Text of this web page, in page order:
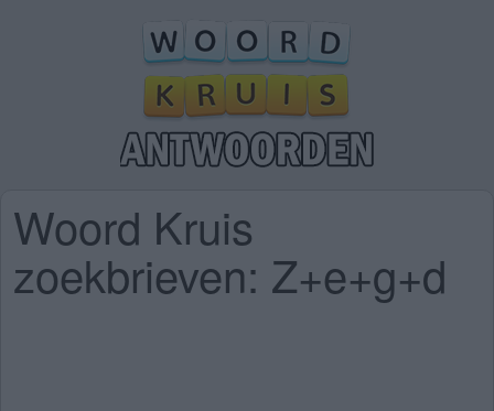
Woord Kruis
zoekbrieven: Z+e+g+d